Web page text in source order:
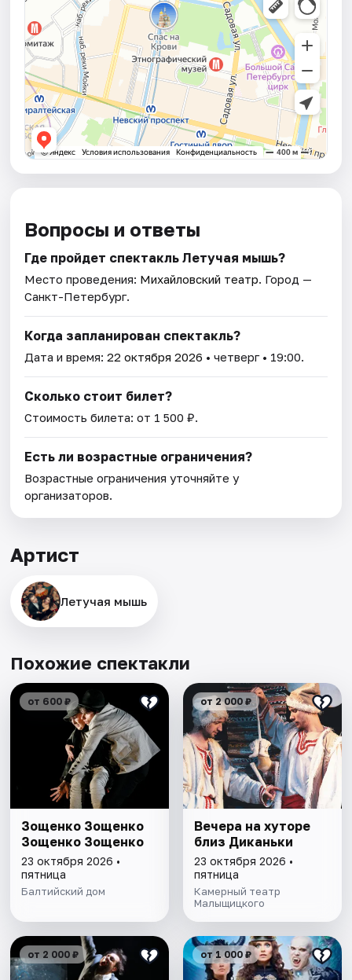
Вопросы и ответы
Где пройдет спектакль Летучая мышь?
Место проведения: Михайловский театр. Город —
Санкт-Петербург.
Когда запланирован спектакль?
Дата и время:22 октября 2026 • четверг • 19:00.
Сколько стоит билет?
Стоимость билета: от 1 500 ₽.
Есть ли возрастные ограничения?
Возрастные ограничения уточняйте у
организаторов.
Артист
Летучая мышь
Похожие спектакли
от 600 ₽
Зощенко Зощенко
Зощенко Зощенко
23 октября 2026 •
пятница
Балтийский дом
от 2 000 ₽
Вечера на хуторе
близ Диканьки
23 октября 2026 •
пятница
Камерный театр
Малыщицкого
от 2 000 ₽ от 1 000 ₽